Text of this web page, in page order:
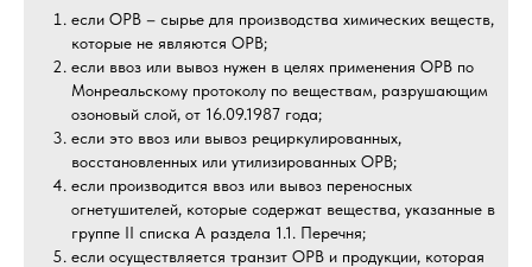
если ОРВ – сырье для производства химических веществ,
которые не являются ОРВ;
если ввоз или вывоз нужен в целях применения ОРВ по
Монреальскому протоколу по веществам, разрушающим
озоновый слой, от 16.09.1987 года;
если это ввоз или вывоз рециркулированных,
восстановленных или утилизированных ОРВ;
если производится ввоз или вывоз переносных
огнетушителей, которые содержат вещества, указанные в
группе II списка A раздела 1.1. Перечня;
если осуществляется транзит ОРВ и продукции, которая